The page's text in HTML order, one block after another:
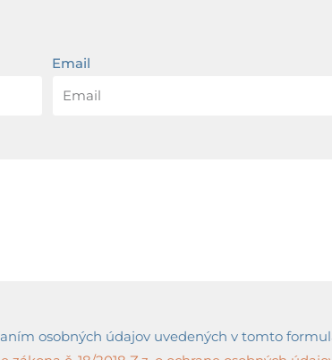
Email
osobných údajov uvedených v tomto